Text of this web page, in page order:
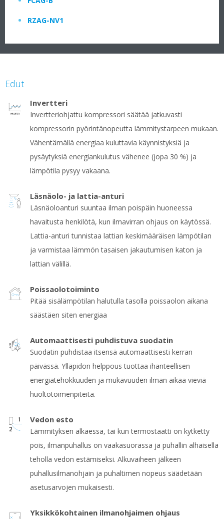
RZAG-NV1
Edut
Invertteri
Invertteriohjattu kompressori säätää jatkuvasti
kompressorin pyörintänopeutta lämmitystarpeen mukaan.
Vähentämällä energiaa kuluttavia käynnistyksiä ja
pysäytyksiä energiankulutus vähenee (jopa 30 %) ja
lämpötila pysyy vakaana.
Läsnäolo- ja lattia-anturi
Läsnäoloanturi suuntaa ilman poispäin huoneessa
havaitusta henkilötä, kun ilmavirran ohjaus on käytössä.
Lattia-anturi tunnistaa lattian keskimääräisen lämpötilan
ja varmistaa lämmön tasaisen jakautumisen katon ja
lattian välillä.
Poissaolotoiminto
Pitää sisälämpötilan halutulla tasolla poissaolon aikana
säästäen siten energiaa
Automaattisesti puhdistuva suodatin
Suodatin puhdistaa itsensä automaattisesti kerran
päivässä. Ylläpidon helppous tuottaa ihanteellisen
energiatehokkuuden ja mukavuuden ilman aikaa vieviä
huoltotoimenpiteitä.
Vedon esto
Lämmityksen alkaessa, tai kun termostaatti on kytketty
pois, ilmanpuhallus on vaakasuorassa ja puhallin alhaisella
teholla vedon estämiseksi. Alkuvaiheen jälkeen
puhallusilmanohjain ja puhaltimen nopeus säädetään
asetusarvojen mukaisesti.
Yksikkökohtainen ilmanohjaimen ohjaus